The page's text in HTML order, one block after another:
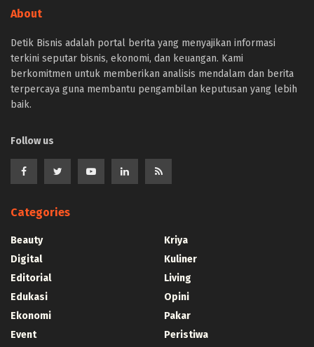
About
Detik Bisnis adalah portal berita yang menyajikan informasi
terkini seputar bisnis, ekonomi, dan keuangan. Kami
berkomitmen untuk memberikan analisis mendalam dan berita
terpercaya guna membantu pengambilan keputusan yang lebih
baik.
Follow us
Categories
Beauty
Digital
Editorial
Edukasi
Ekonomi
Event
Kriya
Kuliner
Living
Opini
Pakar
Peristiwa